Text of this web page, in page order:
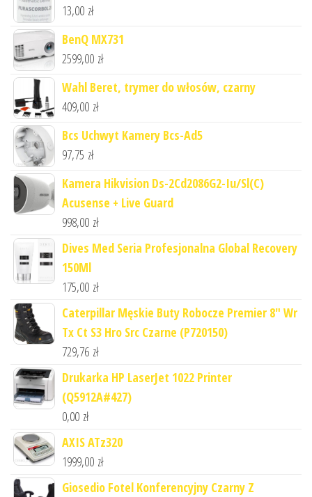
13,00 zł
BenQ MX731
2599,00 zł
Wahl Beret, trymer do włosów, czarny
409,00 zł
Bcs Uchwyt Kamery Bcs-Ad5
97,75 zł
Kamera Hikvision Ds-2Cd2086G2-Iu/Sl(C)
Acusense + Live Guard
998,00 zł
Dives Med Seria Profesjonalna Global Recovery
150Ml
175,00 zł
Caterpillar Męskie Buty Robocze Premier 8" Wr
Tx Ct S3 Hro Src Czarne (P720150)
729,76 zł
Drukarka HP LaserJet 1022 Printer
(Q5912A#427)
0,00 zł
AXIS ATz320
1999,00 zł
Giosedio Fotel Konferencyjny Czarny Z